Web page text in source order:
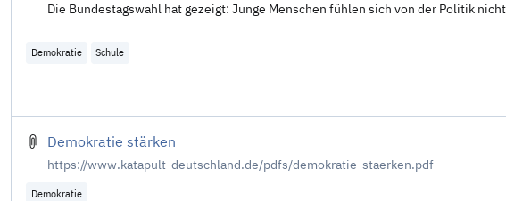
Die Bundestagswahl hat gezeigt: Junge Menschen fühlen sich von der Politik
Demokratie Schule
Demokratie stärken
https://www.katapult-deutschland.de/pdfs/demokratie-staerken.pdf
Demokratie